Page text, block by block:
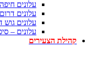
עלונים חיפה
עלונים דרום
עלונים גוש
עלונים –
קהילת הצעירים